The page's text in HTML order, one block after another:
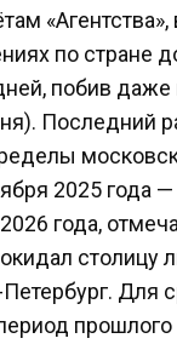
«Агентства»,
по стране
побив
Последний
2025 года
года,
столицу
Для
прошлого